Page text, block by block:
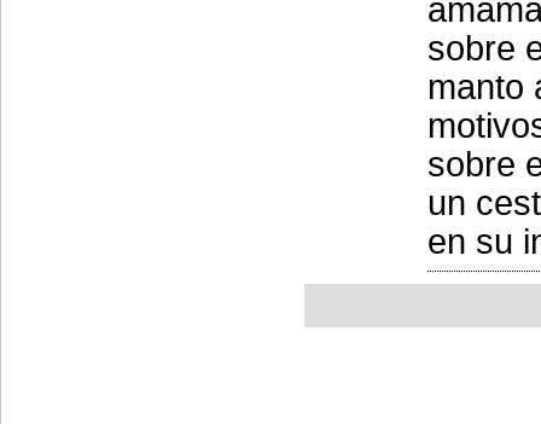
sobre
manto
sobre
un
en su